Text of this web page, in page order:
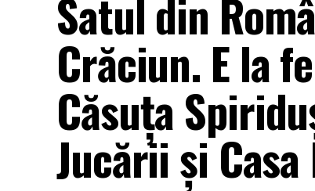
Satul din
Crăciun. E la
Căsuța
Jucării și